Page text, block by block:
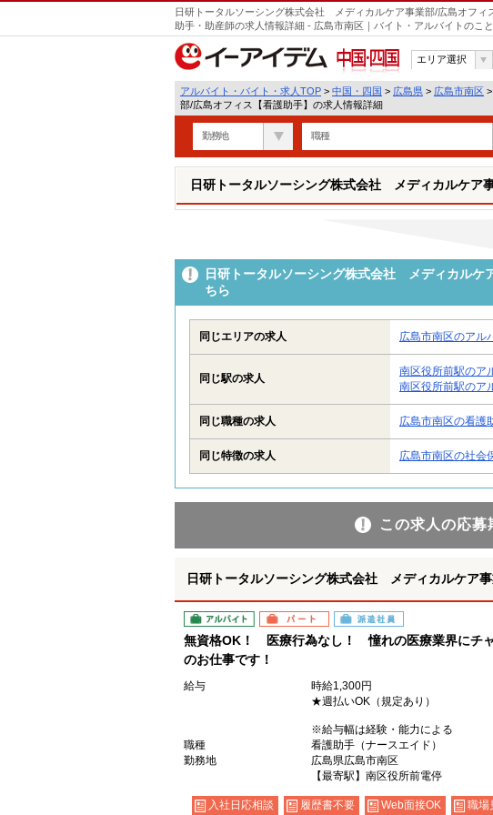
日研トータルソーシング株式会社 メディカルケア事業部/広島オフィ
助手・助産師の求人情報詳細 - 広島市南区｜バイト・アルバイトのこ
中国・四国
エリア選択
アルバイト・バイト・求人TOP > 中国・四国 > 広島県 > 広島市南区 >
部/広島オフィス【看護助手】の求人情報詳細
勤務地 職種
日研トータルソーシング株式会社 メディカルケア
日研トータルソーシング株式会社 メディカルケ
ちら
同じエリアの求人 広島市南区のアル
同じ駅の求人
南区役所前駅のア
南区役所前駅のア
同じ職種の求人 広島市南区の看護
同じ特徴の求人 広島市南区の社会
この求人の応募
日研トータルソーシング株式会社 メディカルケア事
アルバイト パート 派遣社員
無資格OK！ 医療行為なし！ 憧れの医療業界にチ
のお仕事です！
給与
時給1,300円
★週払いOK（規定あり）
※給与幅は経験・能力による
職種
看護助手（ナースエイド）
勤務地
広島県広島市南区
【最寄駅】南区役所前電停
入社日応相談 履歴書不要 Web面接OK 職場